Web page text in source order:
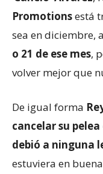
Promotionsestá
sea en diciembre,
o 21 de ese mes,
volver mejor que
De igual forma
cancelar su
debió a ninguna
estuviera en